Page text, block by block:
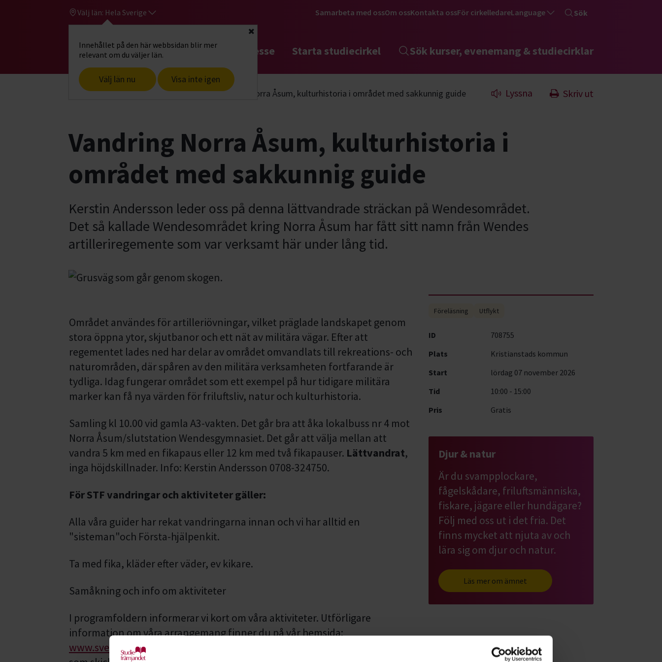
Välj län: Hela Sverige
Innehållet på den här webbsidan blir mer
relevant om du väljer län.
Välj län nu Visa inte igen
Stäng
Samarbeta med ossOm ossKontakta ossFör cirkelledareLanguage Sök
Gå till studiefrämjandets startsidaHitta intresse Starta studiecirkel Sök kurser, evenemang & studiecirklar
Start Hitta intresse Djur & natur Vandring Norra Åsum, kulturhistoria i området med sakkunnig guide Lyssna Skriv ut
Vandring Norra Åsum, kulturhistoria i
området med sakkunnig guide
Kerstin Andersson leder oss på denna lättvandrade sträckan på Wendesområdet.
Det så kallade Wendesområdet kring Norra Åsum har fått sitt namn från Wendes
artilleriregemente som var verksamt här under lång tid.
Området användes för artilleriövningar, vilket präglade landskapet genom
stora öppna ytor, skjutbanor och ett nät av militära vägar. Efter att
regementet lades ned har delar av området omvandlats till rekreations- och
naturområden, där spåren av den militära verksamheten fortfarande är
tydliga. Idag fungerar området som ett exempel på hur tidigare militära
marker kan få nya värden för friluftsliv, natur och kulturhistoria.
Samling kl 10.00 vid gamla A3-vakten. Det går bra att åka lokalbuss nr 4 mot
Norra Åsum/slutstation Wendesgymnasiet. Det går att välja mellan att
vandra 5 km med en fikapaus eller 12 km med två fikapauser. Lättvandrat,
inga höjdskillnader. Info: Kerstin Andersson 0708-324750.
För STF vandringar och aktiviteter gäller:
Alla våra guider har rekat vandringarna innan och vi har alltid en
"sisteman"och Första-hjälpenkit.
Ta med fika, kläder efter väder, ev kikare.
Samåkning och info om aktiviteter
I programfoldern informerar vi kort om våra aktiviteter. Utförligare
information om våra arrangemang finner du på vår hemsida:
www.svenskaturistforeningen.se/stfostraskane
Föreläsning Utflykt
ID
708755
Plats
Kristianstads kommun
Start
lördag 07 november 2026
Tid
10:00 - 15:00
Pris
Gratis
Djur & natur
Är du svampplockare,
fågelskådare, friluftsmänniska,
fiskare, jägare eller hundägare?
Följ med oss ut i det fria. Det
finns mycket att njuta av och
lära sig om djur och natur.
Läs mer om ämnet